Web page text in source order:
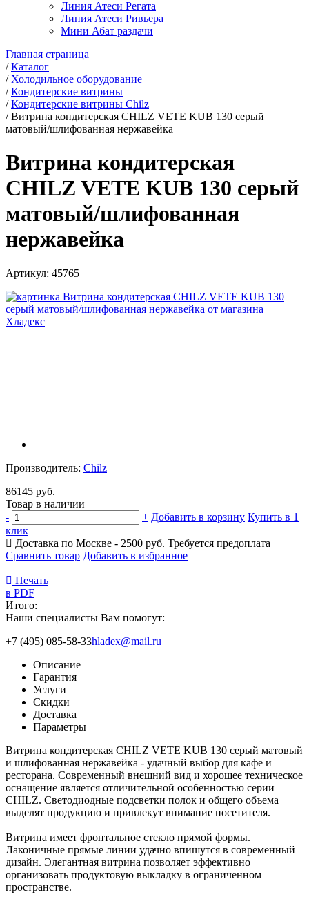
Линия Атеси Регата
Линия Атеси Ривьера
Мини Абат раздачи
Главная страница
/Каталог
/ Холодильное оборудование
/Кондитерские витрины
/Кондитерские витрины Chilz
/Витрина кондитерская CHILZ VETE KUB 130 серый
матовый/шлифованная нержавейка
Витрина кондитерская
CHILZ VETE KUB 130 серый
матовый/шлифованная
нержавейка
Артикул: 45765
Производитель: Chilz
86145 руб.
Товар в наличии
-
+ Добавить в корзину Купить в 1
клик
Доставка по Москве - 2500 руб. Требуется предоплата
Сравнить товар Добавить в избранное
Печать
в PDF
Итого:
Наши специалисты Вам помогут:
+7 (495) 085-58-33hladex@mail.ru
Описание
Гарантия
Услуги
Скидки
Доставка
Параметры
Витрина кондитерская CHILZ VETE KUB 130 серый матовый
и шлифованная нержавейка - удачный выбор для кафе и
ресторана. Современный внешний вид и хорошее техническое
оснащение является отличительной особенностью серии
CHILZ. Светодиодные подсветки полок и общего объема
выделят продукцию и привлекут внимание посетителя.
Витрина имеет фронтальное стекло прямой формы.
Лаконичные прямые линии удачно впишутся в современный
дизайн. Элегантная витрина позволяет эффективно
организовать продуктовую выкладку в ограниченном
пространстве.